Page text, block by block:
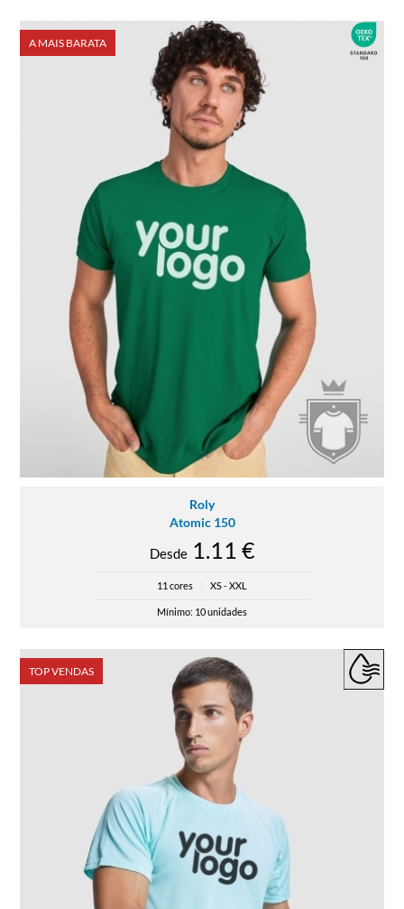
A MAIS BARATA
Roly
Atomic 150
Desde1.11 €
11 cores XS - XXL
Mínimo: 10 unidades
TOP VENDAS